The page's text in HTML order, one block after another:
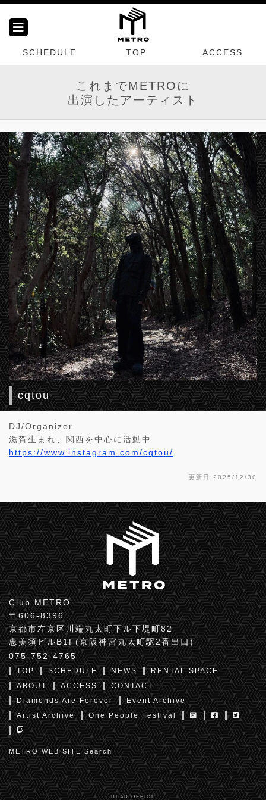
SCHEDULE TOP ACCESS
これまでMETROに
出演したアーティスト
cqtou
DJ/Organizer
滋賀生まれ、関西を中心に活動中
https://www.instagram.com/cqtou/
更新日:2025/12/30
Club METRO
〒606-8396
京都市左京区川端丸太町下ル下堤町82
恵美須ビルB1F(京阪神宮丸太町駅2番出口)
075-752-4765
TOP SCHEDULE NEWS
RENTAL SPACE
ABOUT
ACCESS
CONTACT
Diamonds Are Forever
Event Archive
Artist Archive
One People Festival
METRO WEB SITE Search
HEAD OFFICE